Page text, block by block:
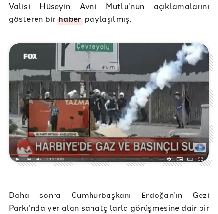
Valisi Hüseyin Avni Mutlu’nun açıklamalarını
gösteren birhaberpaylaşılmış.
Daha sonra Cumhurbaşkanı Erdoğan’ın Gezi
Parkı’nda yer alan sanatçılarla görüşmesine dair bir